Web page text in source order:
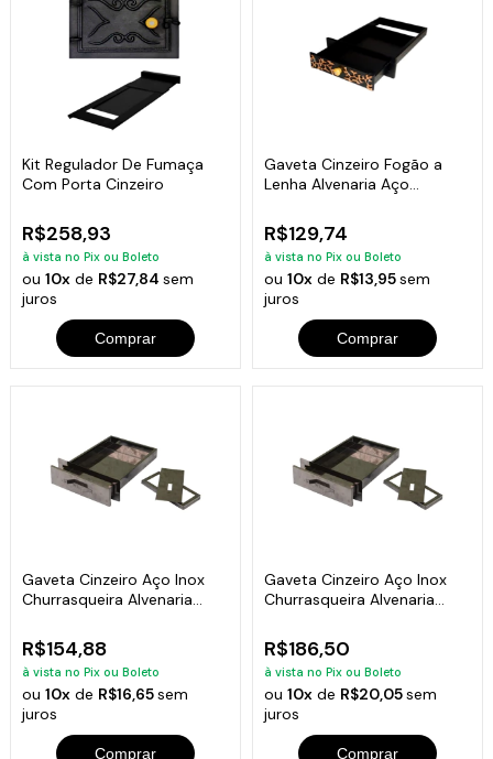
Kit Regulador De Fumaça
Com Porta Cinzeiro
R$258,93
à vista no Pix ou Boleto
ou10x de R$27,84sem
juros
Comprar
Gaveta Cinzeiro Fogão a
Lenha Alvenaria Aço
R$129,74
à vista no Pix ou Boleto
ou 10xde R$13,95sem
juros
Comprar
Gaveta Cinzeiro Aço Inox
Churrasqueira Alvenaria
R$154,88
à vista no Pix ou Boleto
ou10x de R$16,65sem
juros
Comprar
Gaveta Cinzeiro Aço Inox
Churrasqueira Alvenaria
R$186,50
à vista no Pix ou Boleto
ou 10xde R$20,05sem
juros
Comprar